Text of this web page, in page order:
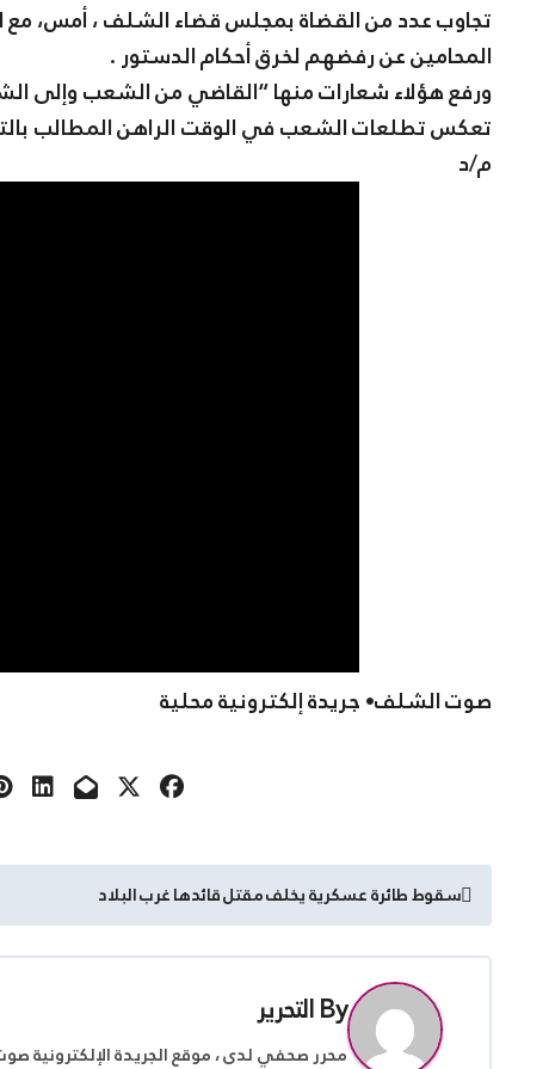
تجاوب عدد من القضاة بمجلس قضاء الشلف ، أمس، مع
المحامين عن رفضهم لخرق أحكام الدستور .
ورفع هؤلاء شعارات منها “القاضي من الشعب وإلى
تعكس تطلعات الشعب في الوقت الراهن المطالب
م/د
صوت الشلف• جريدة إلكترونية محلية
تصفّح
المقالات
سقوط طائرة عسكرية يخلف مقتل قائدها غرب البلاد
Byالتحرير
محرر صحفي لدى ، موقع الجريدة الإلكترونية